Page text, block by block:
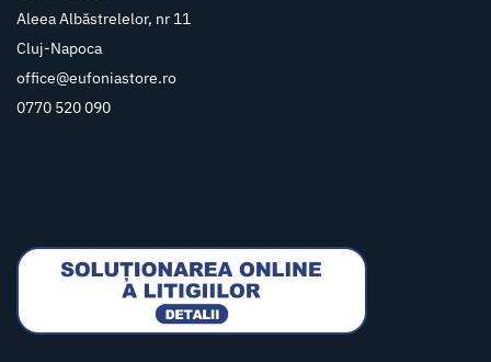
Aleea Albăstrelelor, nr 11
Cluj-Napoca
office@eufoniastore.ro
0770 520 090